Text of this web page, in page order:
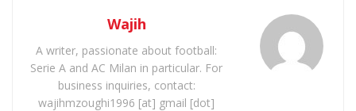
Wajih
A writer, passionate about football:
Serie A and AC Milan in particular. For
business inquiries, contact:
wajihmzoughi1996 [at] gmail [dot]